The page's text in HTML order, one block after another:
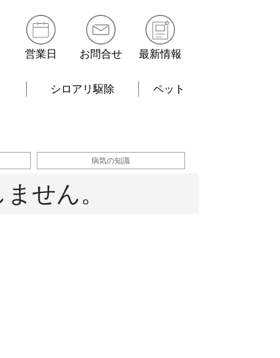
営業日 お問合せ 最新情報
シロアリ駆除 ペット
病気の知識
せん。